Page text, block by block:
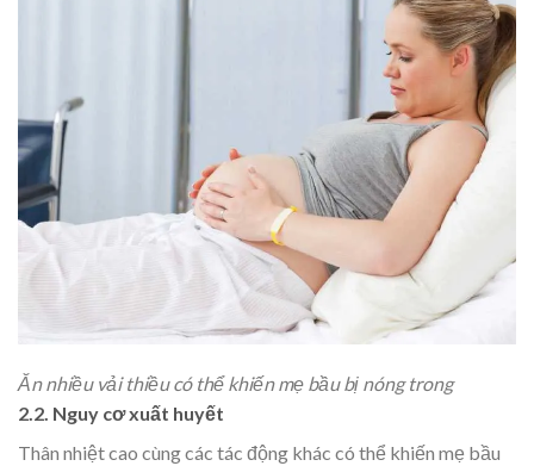
Ăn nhiều vải thiều có thể khiến mẹ bầu bị nóng trong
2.2. Nguy cơ xuất huyết
Thân nhiệt cao cùng các tác động khác có thể khiến mẹ bầu